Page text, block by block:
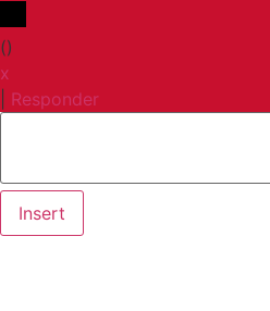
()
x
Responder
Insert